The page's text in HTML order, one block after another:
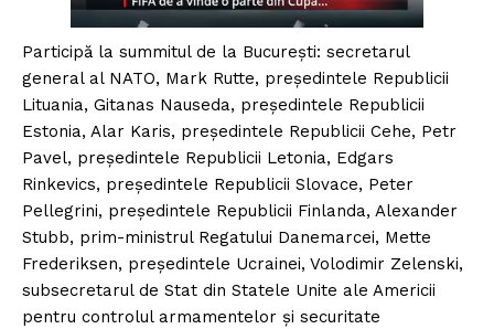
Participă la summitul de la București: secretarul
general al NATO, Mark Rutte, președintele Republicii
Lituania, Gitanas Nauseda, președintele Republicii
Estonia, Alar Karis, președintele Republicii Cehe, Petr
Pavel, președintele Republicii Letonia, Edgars
Rinkevics, președintele Republicii Slovace, Peter
Pellegrini, președintele Republicii Finlanda, Alexander
Stubb, prim-ministrul Regatului Danemarcei, Mette
Frederiksen, președintele Ucrainei, Volodimir Zelenski,
subsecretarul de Stat din Statele Unite ale Americii
pentru controlul armamentelor și securitate